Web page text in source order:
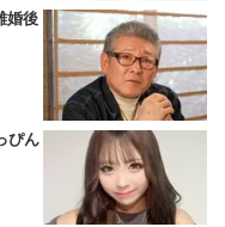
婚後
ぴん